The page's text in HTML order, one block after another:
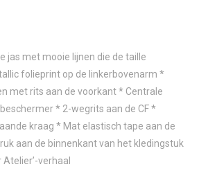
jas met mooie lijnen die de taille
folieprint op de linkerbovenarm *
met rits aan de voorkant * Centrale
* 2-wegrits aan de CF *
kraag * Mat elastisch tape aan de
aan de binnenkant van het kledingstuk
Atelier’-verhaal